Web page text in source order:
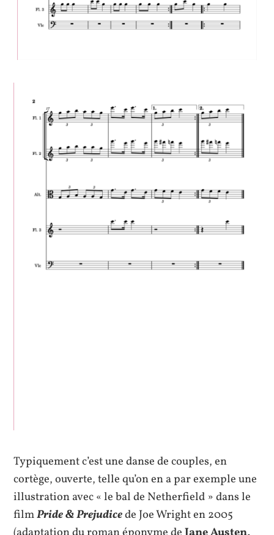
Typiquement c’est une danse de couples, en
cortège, ouverte, telle qu’on en a par exemple une
illustration avec « le bal de Netherfield » dans le
filmPride & Prejudicede Joe Wright en 2005